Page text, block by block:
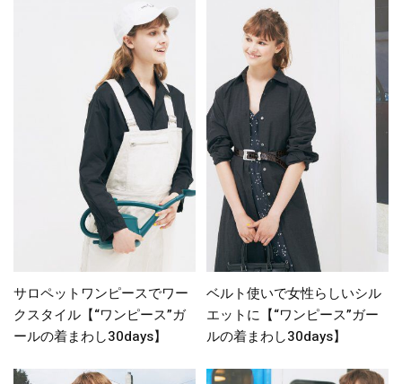
サロペットワンピースでワー
クスタイル【“ワンピース”ガ
ールの着まわし30days】
ベルト使いで女性らしいシル
エットに【“ワンピース”ガー
ルの着まわし30days】